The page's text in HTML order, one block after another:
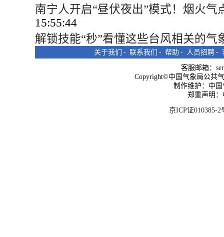
南宁人开启“昼伏夜出”模式！烟火气
15:55:44
解锁技能“秒”看懂这些台风相关的气
关于我们 - 联系我们 - 帮助 - 人员招聘 -
客服邮箱：
Copyright©中国气象局公共
制作维护：中
郑重声明
京ICP证010385-2